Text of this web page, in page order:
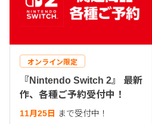
オンライン限定
『Nintendo Switch 2』 最新
作、各種ご予約受付中！
11月25日 まで受付中！